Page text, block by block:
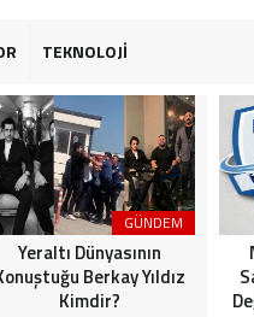
Zirveyi Zorluyor:
“Seçimlere Tek
ve Sinem Dedetaş’ın Kararı:
TEKNOLOJİ
GÜNDEM
Yeraltı Dünyasının
Berkay Yıldız
Kimdir?